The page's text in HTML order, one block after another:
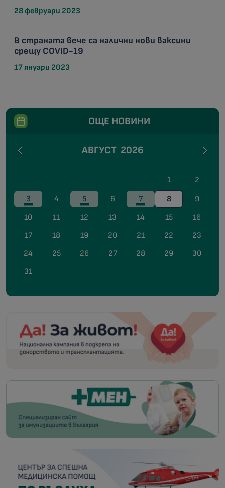
28 февруари 2023
В страната вече са налични нови ваксини
срещу COVID-19
17 януари 2023
ОЩЕ НОВИНИ
АВГУСТ 2026
1
2
3
4 5 6 7 8
9
10
11 12 13 14 15
16
17
18 19 20 21 22
23
24
25 26 27 28 29
30
31